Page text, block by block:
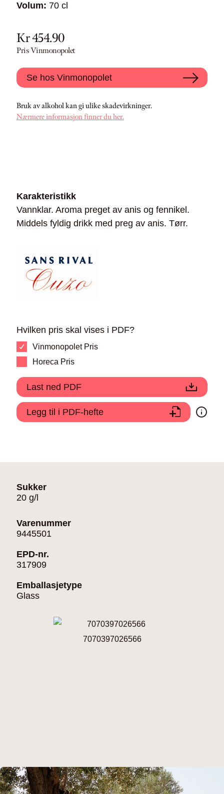
Volum: 70 cl
Kr 454.90
Pris Vinmonopolet
Se hos Vinmonopolet
Bruk av alkohol kan gi ulike skadevirkninger.
Nærmere informasjon finner du her.
Karakteristikk
Vannklar. Aroma preget av anis og fennikel.
Middels fyldig drikk med preg av anis. Tørr.
Hvilken pris skal vises i PDF?
Vinmonopolet Pris
Horeca Pris
Last ned PDF
Legg til i PDF-hefte
Sukker
20 g/l
Varenummer
9445501
EPD-nr.
317909
Emballasjetype
Glass
7070397026566